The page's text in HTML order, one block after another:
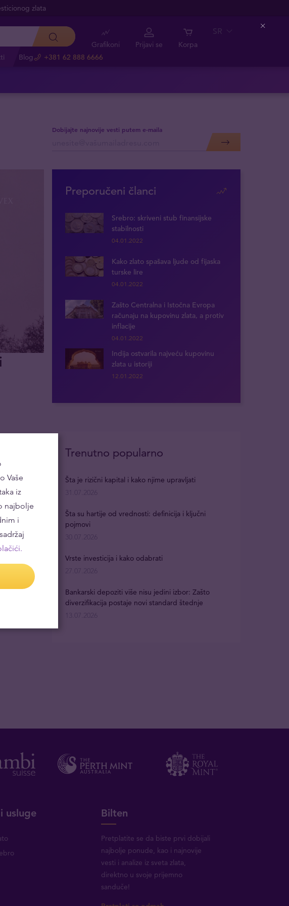
zlata
Blog +381 62 888 6666
Grafikoni Prijavi se Korpa
SR
Dobijajte najnovije vesti putem e-maila
Preporučeni članci
Srebro: skriveni stub finansijske
stabilnosti
04.01.2022
Kako zlato spašava ljude od fijaska
turske lire
04.01.2022
Zašto Centralna i Istočna Evropa
računaju na kupovinu zlata, a protiv
inflacije
04.01.2022
Indija ostvarila najveću kupovinu
zlata u istoriji
12.01.2022
Trenutno popularno
Šta je rizični kapital i kako njime upravljati
31.07.2026
Šta su hartije od vrednosti: definicija i ključni
pojmovi
30.07.2026
Vrste investicija i kako odabrati
27.07.2026
Bankarski depoziti više nisu jedini izbor: Zašto
diverzifikacija postaje novi standard štednje
13.07.2026
usluge Bilten
Pretplatite se da biste prvi dobijali
najbolje ponude, kao i najnovije
vesti i analize iz sveta zlata,
direktno u svoje prijemno
sanduče!
Vaše
iz
najbolje
i
Close